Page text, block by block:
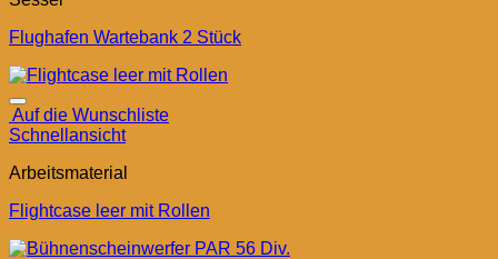
Flughafen Wartebank 2 Stück
Auf die Wunschliste
Schnellansicht
Arbeitsmaterial
Flightcase leer mit Rollen